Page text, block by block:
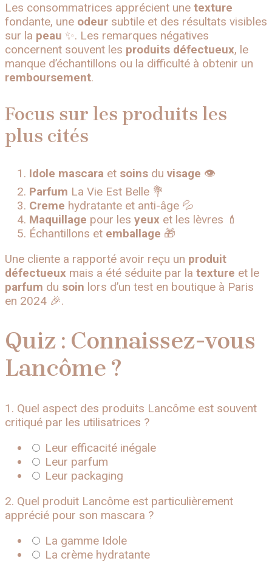
Les consommatrices apprécient une texture
fondante, une odeur subtile et des résultats visibles
sur la peau ✨. Les remarques négatives
concernent souvent les produits défectueux, le
manque d’échantillons ou la difficulté à obtenir un
remboursement.
Focus sur les produits les
plus cités
Idole mascara et soins du visage 👁️
Parfum La Vie Est Belle 💐
Creme hydratante et anti-âge 💦
Maquillage pour les yeux et les lèvres 💄
Échantillons et emballage 🎁
Une cliente a rapporté avoir reçu un produit
défectueux mais a été séduite par la texture et le
parfum du soin lors d’un test en boutique à Paris
en 2024 🎉.
Quiz : Connaissez-vous
Lancôme ?
1. Quel aspect des produits Lancôme est souvent
critiqué par les utilisatrices ?
Leur efficacité inégale
Leur parfum
Leur packaging
2. Quel produit Lancôme est particulièrement
apprécié pour son mascara ?
La gamme Idole
La crème hydratante